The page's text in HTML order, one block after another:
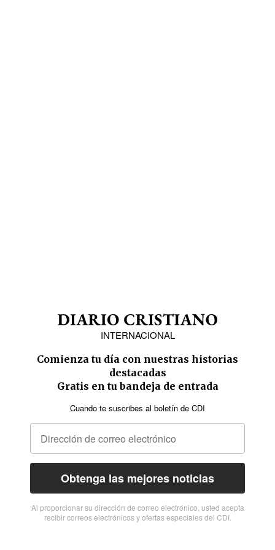
INTERNACIONAL
Comienza tu día con nuestras historias
destacadas
Gratis en tu bandeja de entrada
Cuando te suscribes al boletín de CDI
Obtenga las mejores noticias
Al proporcionar su dirección de correo electrónico, usted acepta
recibir correos electrónicos y ofertas especiales del CDI.